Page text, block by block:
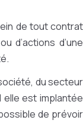
de tout contrat
d’actions d’une
du secteur
elle est implantée
de prévoir